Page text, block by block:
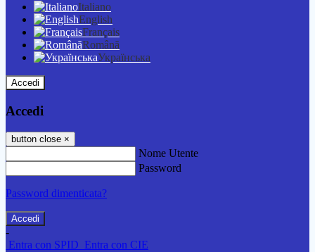
Italiano
English
Français
Română
Українська
Accedi
Accedi
button close ×
Nome Utente
Password
Password dimenticata?
-
Entra con SPID Entra con CIE